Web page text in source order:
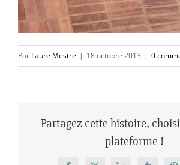
Par Laure Mestre | 18 octobre 2013 | 0
Partagez cette histoire,
plateforme !